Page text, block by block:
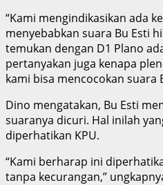
“Kami mengindikasikan ada
menyebabkan suara Bu Esti
temukan dengan D1 Plano
pertanyakan juga kenapa
kami bisa mencocokan suara
Dino mengatakan, Bu Esti
suaranya dicuri. Hal inilah
diperhatikan KPU.
“Kami berharap ini
tanpa kecurangan,”